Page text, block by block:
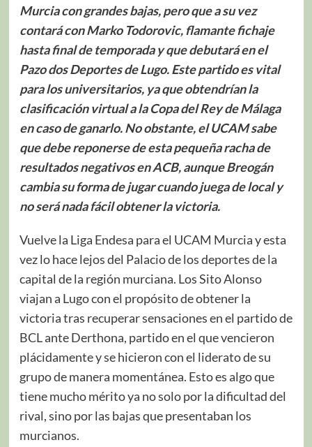
Murcia con grandes bajas, pero que a su vez
contará con Marko Todorovic, flamante fichaje
hasta final de temporada y que debutará en el
Pazo dos Deportes de Lugo. Este partido es vital
para los universitarios, ya que obtendrían la
clasificación virtual a la Copa del Rey de Málaga
en caso de ganarlo. No obstante, el UCAM sabe
que debe reponerse de esta pequeña racha de
resultados negativos en ACB, aunque Breogán
cambia su forma de jugar cuando juega de local y
no será nada fácil obtener la victoria.
Vuelve la Liga Endesa para el UCAM Murcia y esta
vez lo hace lejos del Palacio de los deportes de la
capital de la región murciana. Los Sito Alonso
viajan a Lugo con el propósito de obtener la
victoria tras recuperar sensaciones en el partido de
BCL ante Derthona, partido en el que vencieron
plácidamente y se hicieron con el liderato de su
grupo de manera momentánea. Esto es algo que
tiene mucho mérito ya no solo por la dificultad del
rival, sino por las bajas que presentaban los
murcianos.